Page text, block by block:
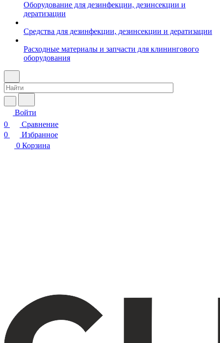
Оборудование для дезинфекции, дезинсекции и
дератизации
Средства для дезинфекции, дезинсекции и дератизации
Расходные материалы и запчасти для клинингового
оборудования
Войти
0
Сравнение
0
Избранное
0 Корзина